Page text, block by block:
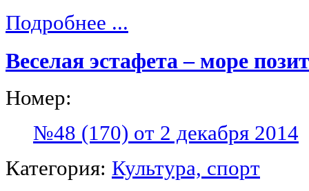
Подробнее ...
Веселая эстафета – море
Номер:
№48 (170) от 2 декабря 2014
Категория: Культура, спорт